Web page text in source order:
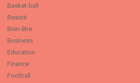
Basket-ball
Beauté
Bien-être
Business
Education
Finance
Football